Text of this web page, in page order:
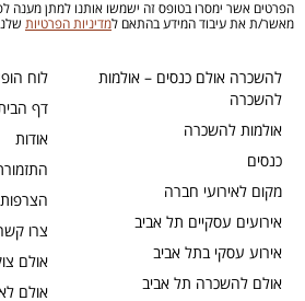
לוח
דף
אודות
הצרפות
צרו
אולם
אולם
להשכרה אולם כנסים – אולמות
להשכרה
אולמות להשכרה
כנסים
מקום לאירועי חברה
אירועים עסקיים תל אביב
אירוע עסקי בתל אביב
אולם להשכרה תל אביב
הפרטים אשר ימסרו בטופס זה ישמשו אותנו למתן מענה
מאשר/ת את עיבוד המידע בהתאם למדיניות הפרטיות